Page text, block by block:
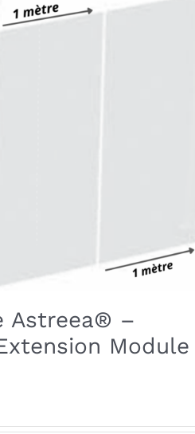
Astreea® –
Module